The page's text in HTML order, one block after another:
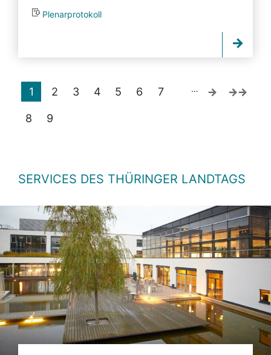
Plenarprotokoll
1 2 3 4 5 6 7
8 9
…
SERVICES DES THÜRINGER LANDTAGS